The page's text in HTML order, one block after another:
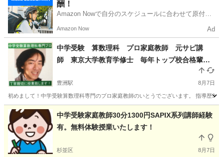
酬！
Amazon Nowで自分のスケジュールに合わせて原付や
う！
Amazon Now Ad
中学受験 算数理科 プロ家庭教師 元サピ講
師 東京大学教育学修士 毎年トップ校合格輩
豊洲駅 8月7日
初めまして！中学受験算数理科専門のプロ家庭教師のいとうでございます。 指導歴
東京 江東区 豊洲駅 家庭教師
中学受験家庭教師30分1300円SAPIX系列講師経験
有。無料体験授業いたします！
杉並区 8月7日